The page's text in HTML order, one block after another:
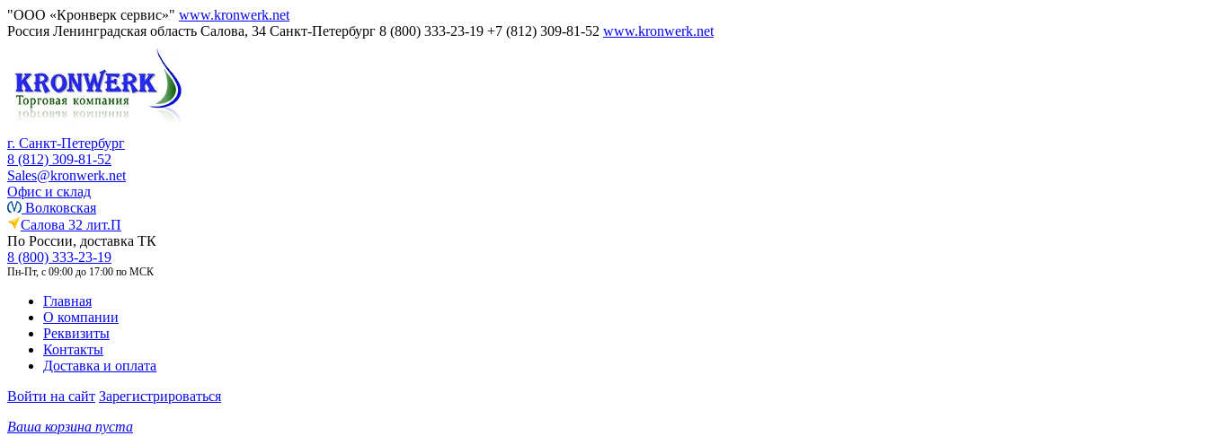
"ООО «Кронверк сервис»" www.kronwerk.net
Россия Ленинградская область Салова, 34 Санкт-Петербург 8 (800) 333-23-19 +7 (812) 309-81-52 www.kronwerk.net
г. Санкт-Петербург
8 (812) 309-81-52
Sales@kronwerk.net
Офис и склад
Волковская
Салова 32 лит.П
По России, доставка ТК
8 (800) 333-23-19
Пн-Пт, с 09:00 до 17:00 по МСК
Главная
О компании
Реквизиты
Контакты
Доставка и оплата
Войти на сайт Зарегистрироваться
Ваша корзина пуста